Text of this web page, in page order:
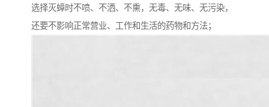
选择灭蟑时不喷、不洒、不熏，无毒、无味、无污染，
还要不影响正常营业、工作和生活的药物和方法；